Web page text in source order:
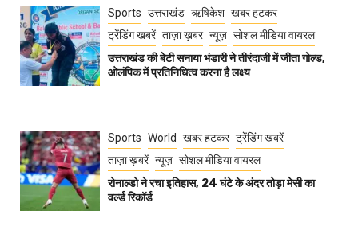
Sports उत्तराखंड ऋषिकेश खबर हटकर
ट्रेंडिंग खबरें ताज़ा ख़बर न्यूज़ सोशल मीडिया वायरल
उत्तराखंड की बेटी सनाया भंडारी ने तीरंदाजी में जीता गोल्ड,
ओलंपिक में प्रतिनिधित्व करना है लक्ष्य
Sports World खबर हटकर ट्रेंडिंग खबरें
ताज़ा ख़बरें न्यूज़ सोशल मीडिया वायरल
रोनाल्डो ने रचा इतिहास, 24 घंटे के अंदर तोड़ा मेसी का
वर्ल्ड रिकॉर्ड